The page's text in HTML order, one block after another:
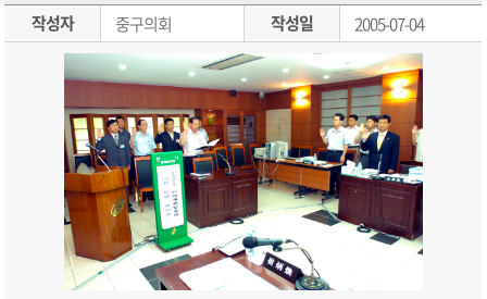
작성자 중구의회 작성일 2005-07-04